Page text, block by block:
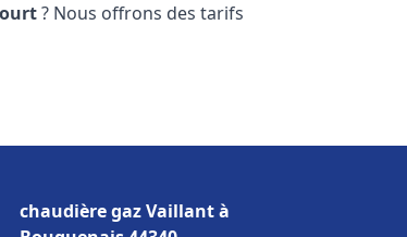
? Nous offrons des tarifs
chaudière gaz Vaillant à